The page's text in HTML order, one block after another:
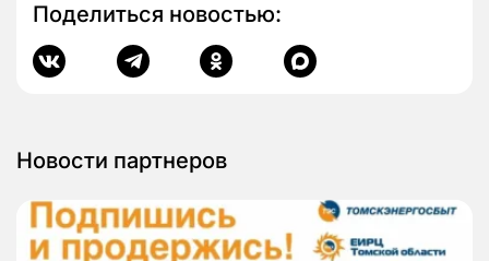
Поделиться новостью:
Новости партнеров